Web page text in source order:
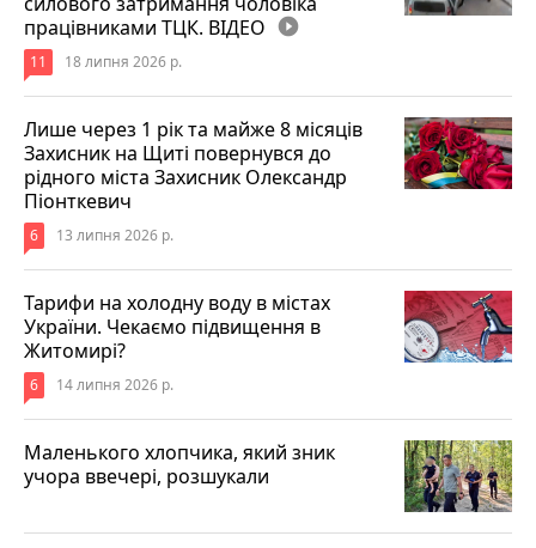
працівниками ТЦК. ВІДЕО play_circle_filled
11 18 липня 2026 р.
Лише через 1 рік та майже 8 місяців
Захисник на Щиті повернувся до
рідного міста Захисник Олександр
Піонткевич
6 13 липня 2026 р.
Тарифи на холодну воду в містах
України. Чекаємо підвищення в
Житомирі?
6 14 липня 2026 р.
Маленького хлопчика, який зник
учора ввечері, розшукали